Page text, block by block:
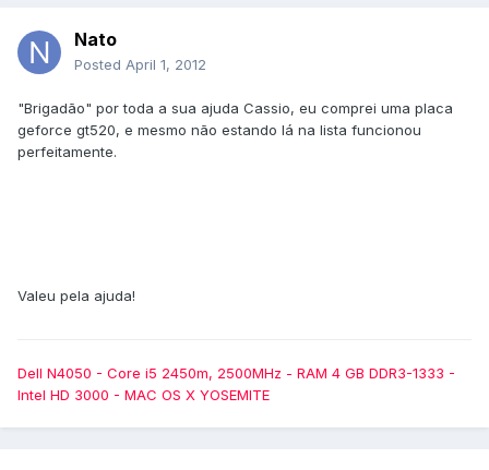
Nato
Posted April 1, 2012
"Brigadão" por toda a sua ajuda Cassio, eu comprei uma placa
geforce gt520, e mesmo não estando lá na lista funcionou
perfeitamente.
Valeu pela ajuda!
Dell N4050 - Core i5 2450m, 2500MHz - RAM 4 GB DDR3-1333 -
Intel HD 3000 - MAC OS X YOSEMITE